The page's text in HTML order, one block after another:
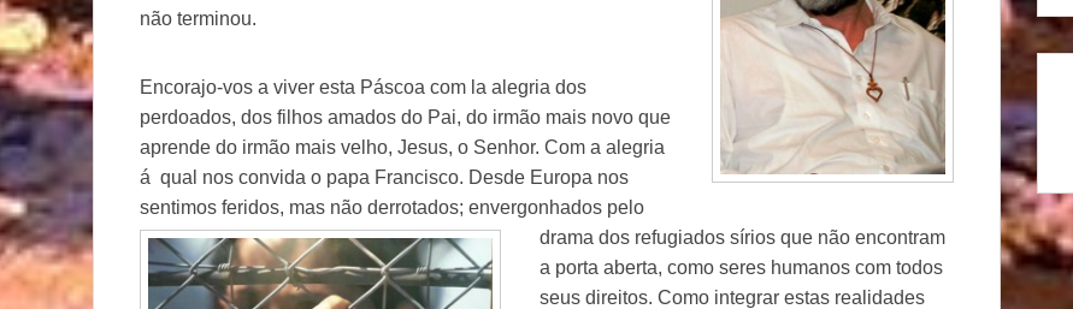
não terminou.
Encorajo-vos a viver esta Páscoa com la alegria dos
perdoados, dos filhos amados do Pai, do irmão mais novo que
aprende do irmão mais velho, Jesus, o Senhor. Com a alegria
á qual nos convida o papa Francisco. Desde Europa nos
sentimos feridos, mas não derrotados; envergonhados pelo
drama dos refugiados sírios que não encontram
a porta aberta, como seres humanos com todos
seus direitos. Como integrar estas realidades